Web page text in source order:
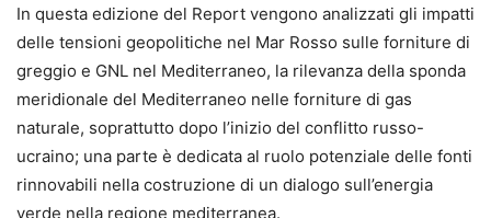
In questa edizione del Report vengono analizzati gli impatti
delle tensioni geopolitiche nel Mar Rosso sulle forniture di
greggio e GNL nel Mediterraneo, la rilevanza della sponda
meridionale del Mediterraneo nelle forniture di gas
naturale, soprattutto dopo l’inizio del conflitto russo-
ucraino; una parte è dedicata al ruolo potenziale delle fonti
rinnovabili nella costruzione di un dialogo sull’energia
verde nella regione mediterranea.